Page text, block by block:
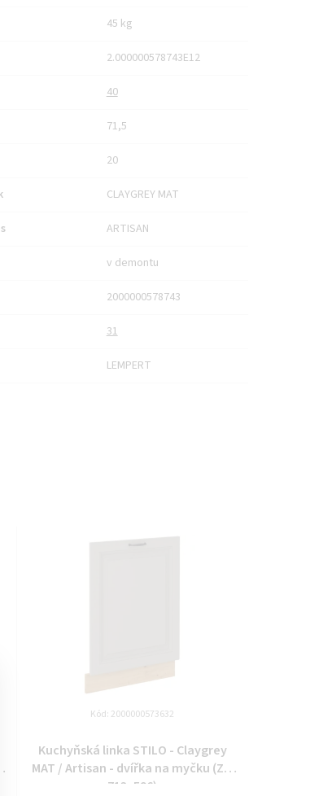
45 kg
2.000000578743E12
40
71,5
20
CLAYGREY MAT
ARTISAN
v demontu
2000000578743
31
LEMPERT
Kuchyňská linka STILO - Claygrey
MAT / Artisan - dvířka na myčku (ZM
713x596)
Kód: 2000000573632